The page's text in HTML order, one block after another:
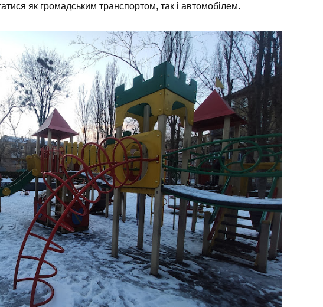
як громадським транспортом, так і автомобілем.